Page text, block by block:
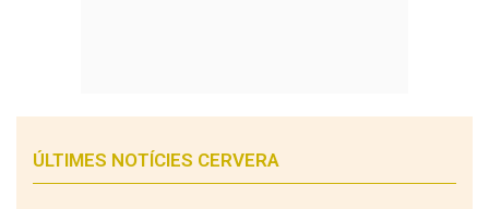
ÚLTIMES NOTÍCIES CERVERA